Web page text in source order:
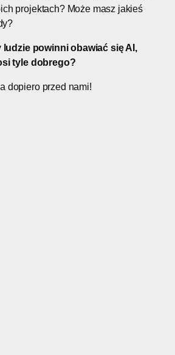
projektach? Może masz jakieś
ludzie powinni obawiać się AI,
tyle dobrego?
dopiero przed nami!